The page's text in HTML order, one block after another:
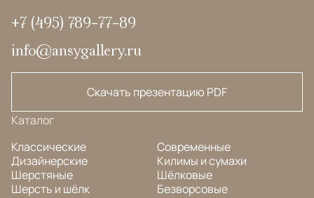
+7 (495) 789-77-89
info@ansygallery.ru
Скачать презентацию PDF
Каталог
Классические
Дизайнерские
Шерстяные
Шерсть и шёлк
Современные
Килимы и сумахи
Шёлковые
Безворсовые